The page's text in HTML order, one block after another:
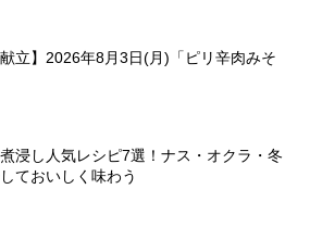
献立】2026年8月3日(月)「ピリ辛肉みそ
浸し人気レシピ7選！ナス・オクラ・冬
ておいしく味わう